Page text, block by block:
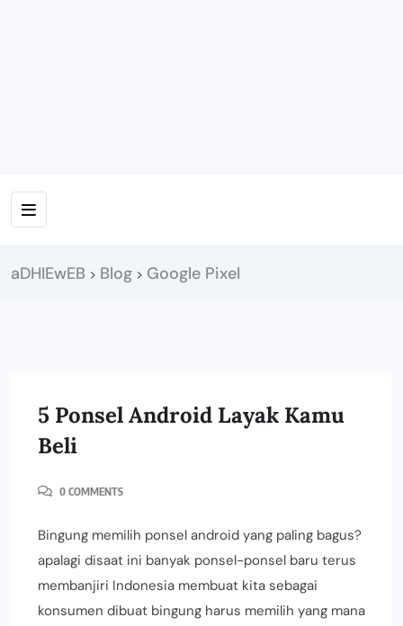
aDHIEwEB > Blog > Google Pixel
GADGETMU
5 Ponsel Android Layak Kamu
Beli
0 COMMENTS
Bingung memilih ponsel android yang paling bagus?
apalagi disaat ini banyak ponsel-ponsel baru terus
membanjiri Indonesia membuat kita sebagai
konsumen dibuat bingung harus memilih yang mana